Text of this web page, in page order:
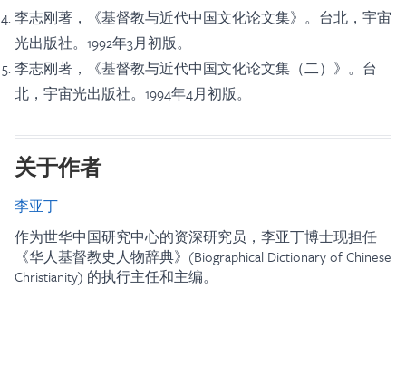
李志刚著，《基督教与近代中国文化论文集》。台北，宇宙
光出版社。1992年3月初版。
李志刚著，《基督教与近代中国文化论文集（二）》。台
北，宇宙光出版社。1994年4月初版。
关于作者
李亚丁
作为世华中国研究中心的资深研究员，李亚丁博士现担任
《华人基督教史人物辞典》(Biographical Dictionary of Chinese
Christianity) 的执行主任和主编。